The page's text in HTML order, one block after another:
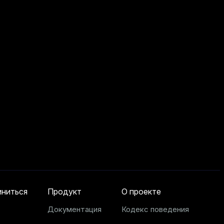
Продукт
Документация
О проекте
Кодекс поведения